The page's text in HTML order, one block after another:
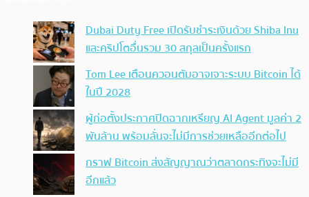
Dubai Duty Free เปิดรับชำระเงินด้วย Shiba Inu
และคริปโตอื่นรวม 30 สกุลเป็นครั้งแรก
Tom Lee เตือนควอนตัมอาจเจาะระบบ Bitcoin ได้
ในปี 2028
ผู้ก่อตั้งประกาศปิดฉากเหรียญ AI Agent มูลค่า 2
พันล้าน พร้อมลั่นจะไม่มีการช่วยเหลืออีกต่อไป
กราฟ Bitcoin ส่งสัญญาณว่าตลาดกระทิงจะไม่มี
อีกแล้ว